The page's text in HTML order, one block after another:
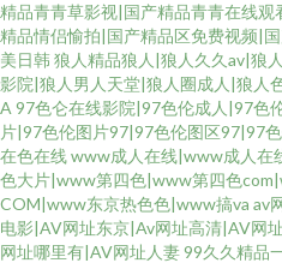
精品青青草影视|国产精品青青在线
精品情侣愉拍|国产精品区免费视频|
美日韩狼人精品狼人|狼人久久av|狼
影院|狼人男人天堂|狼人圈成人|狼人
A 97色仑在线影院|97色伦成人|97色
片|97色伦图片97|97色伦图区97|97
在色在线www成人在线|www成人在
色大片|www第四色|www第四色
COM|www东京热色色|www搞va av
电影|AV网址东京|Av网址高清|AV网
网址哪里有|AV网址人妻99久久精品